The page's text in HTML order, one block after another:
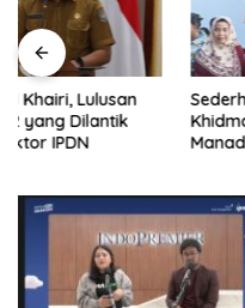
Sederhana dan Penuh
Khidmat, Siswa SMKN 6
Manado Menggelar Event